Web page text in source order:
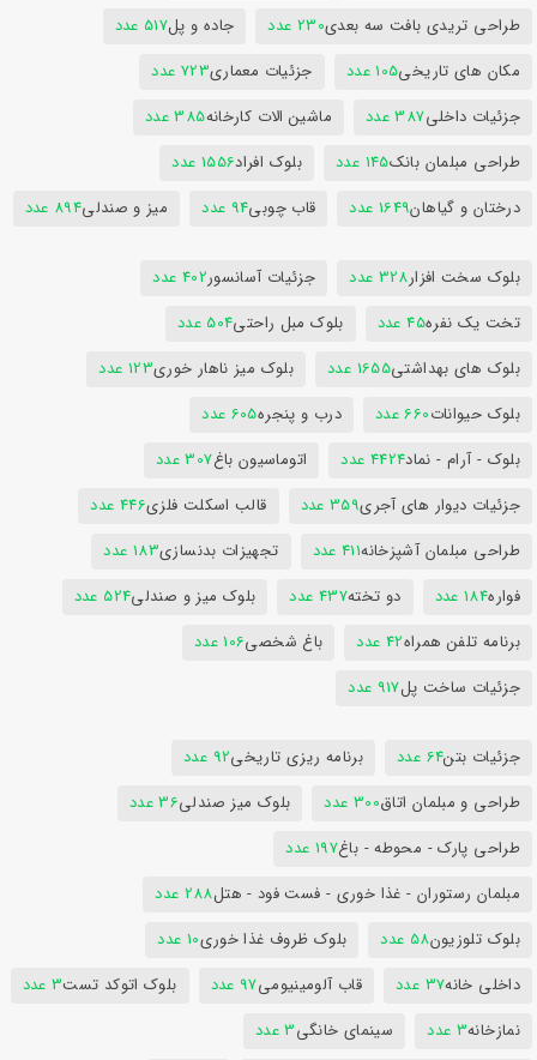
طراحی تریدی بافت سه بعدی230 عدد جاده و پل517 عدد
مکان های تاریخی105 عدد جزئیات معماری723 عدد
جزئیات داخلی387 عدد ماشین الات کارخانه385 عدد
طراحی مبلمان بانک145 عدد بلوک افراد1556 عدد
درختان و گیاهان1649 عدد قاب چوبی94 عدد میز و صندلی894 عدد
بلوک سخت افزار328 عدد جزئیات آسانسور402 عدد
تخت یک نفره45 عدد بلوک مبل راحتی504 عدد
بلوک های بهداشتی1655 عدد بلوک میز ناهار خوری123 عدد
بلوک حیوانات660 عدد درب و پنجره605 عدد
بلوک - آرام - نماد4424 عدد اتوماسیون باغ307 عدد
جزئیات دیوار های آجری359 عدد قالب اسکلت فلزی446 عدد
طراحی مبلمان آشپزخانه411 عدد تجهیزات بدنسازی183 عدد
فواره184 عدد دو تخته437 عدد بلوک میز و صندلی524 عدد
برنامه تلفن همراه42 عدد باغ شخصی106 عدد
جزئیات ساخت پل917 عدد
جزئیات بتن64 عدد برنامه ریزی تاریخی92 عدد
طراحی و مبلمان اتاق300 عدد بلوک میز صندلی36 عدد
طراحی پارک - محوطه - باغ197 عدد
مبلمان رستوران - غذا خوری - فست فود - هتل288 عدد
بلوک تلوزیون58 عدد بلوک ظروف غذا خوری10 عدد
داخلی خانه37 عدد قاب آلومینیومی97 عدد بلوک اتوکد تست3 عدد
نمازخانه3 عدد سینمای خانگی3 عدد